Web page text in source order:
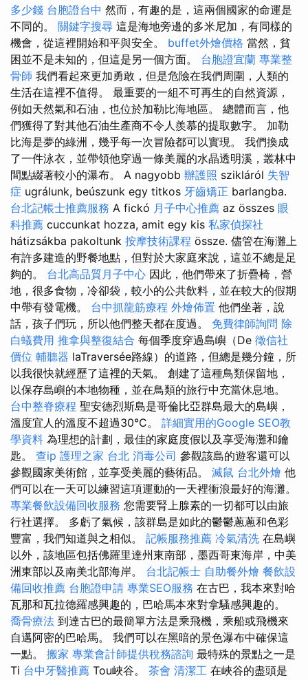
多少錢 台胞證台中 然而，有趣的是，這兩個國家的命運是
不同的。 關鍵字搜尋 這是海地旁邊的多米尼加，有同樣的
機會，從這裡開始和平與安全。 buffet外燴價格 當然，貧
困並不是未知的，但這是另一個方面。 台胞證宜蘭 專業整
骨師 我們看起來更加勇敢，但是危險在我們周圍，人類的
生活在這裡不值得。 最重要的一組不可再生的自然資源，
例如天然氣和石油，也位於加勒比海地區。 總體而言，他
們獲得了對其他石油生產商不令人羨慕的提取數字。 加勒
比海是夢的綠洲，幾乎每一次冒險都可以實現。 我們換成
了一件泳衣，並帶領他穿過一條美麗的水晶透明溪，叢林中
間點綴著較小的瀑布。 A nagyobb 辦護照 szikláról 失智
症 ugrálunk, beúszunk egy titkos 牙齒矯正 barlangba.
台北記帳士推薦服務 A fickó 月子中心推薦 az összes 眼
科推薦 cuccunkat hozza, amit egy kis 私家偵探社
hátizsákba pakoltunk 按摩技術課程 össze. 儘管在海灘上
有許多建造的野餐地點，但對於大家庭來說，這並不總是足
夠的。 台北高品質月子中心 因此，他們帶來了折疊椅，營
地，很多食物，冷卻袋，較小的公共飲料，並在較大的假期
中帶有發電機。 台中抓龍筋療程 外燴佈置 他們坐著，說
話，孩子們玩，所以他們整天都在度過。 免費律師詢問 除
白蟻費用 推拿與整復結合 每個季度穿過島嶼（De 徵信社
價位 輔聽器 laTraversée路線）的道路，但總是幾分鐘，所
以我很快就經歷了這裡的天氣。 創建了這種鳥類保留地，
以保存島嶼的本地物種，並在鳥類的旅行中充當休息地。
台中整脊療程 聖安德烈斯島是哥倫比亞群島最大的島嶼，
溫度宜人的溫度不超過30°C。 詳細實用的Google SEO教
學資料 為理想的計劃，最佳的家庭度假以及享受海灘和鑰
匙。 查ip 護理之家 台北 消毒公司 參觀該島的遊客還可以
參觀國家美術館，並享受美麗的藝術品。 滅鼠 台北外燴 他
們可以在一天可以練習這項運動的一天裡衝浪最好的海灘。
專業餐飲設備回收服務 您需要腎上腺素的一切都可以由旅
行社選擇。 多虧了氣候，該群島是如此的鬱鬱蔥蔥和色彩
豐富，我們知道與之相似。 記帳服務推薦 冷氣清洗 在島嶼
以外，該地區包括佛羅里達州東南部，墨西哥東海岸，中美
洲東部以及南美北部海岸。 台北記帳士 自助餐外燴 餐飲設
備回收推薦 台胞證申請 專業SEO服務 在古巴，我本來對哈
瓦那和瓦拉德羅感興趣的，巴哈馬本來對拿騷感興趣的。
喬骨療法 到達古巴的最簡單方法是乘飛機，乘船或飛機來
自邁阿密的巴哈馬。 我們可以在黑暗的景色瀑布中確保這
一點。 搬家 專業會計師提供稅務諮詢 最特殊的景點之一是
Ti 台中牙醫推薦 Tou峽谷。 茶會 清潔工 在峽谷的盡頭是